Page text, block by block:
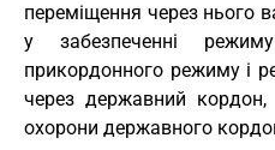
переміщення через нього
у забезпеченні
прикордонного режиму і
через державний кордон,
охорони державного